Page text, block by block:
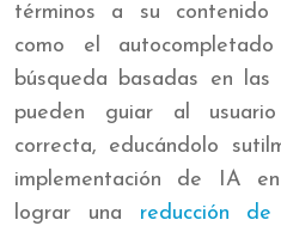
términos a su contenido
como el
búsqueda basadas en las
pueden guiar al
correcta, educándolo
implementación de IA
lograr una reducción